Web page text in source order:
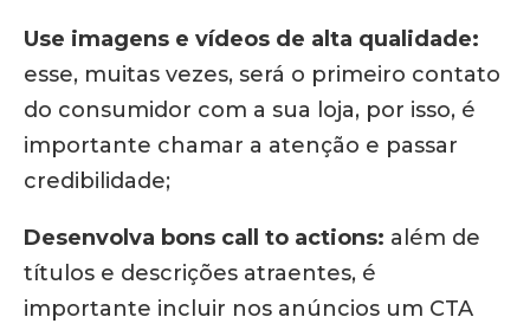
Use imagens e vídeos de alta qualidade:
esse, muitas vezes, será o primeiro contato
do consumidor com a sua loja, por isso, é
importante chamar a atenção e passar
credibilidade;
Desenvolva bons call to actions: além de
títulos e descrições atraentes, é
importante incluir nos anúncios um CTA